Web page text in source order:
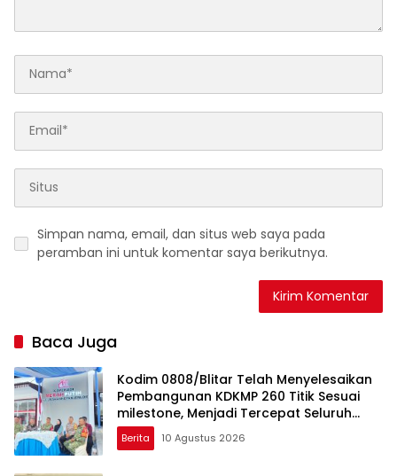
Simpan nama, email, dan situs web saya pada
peramban ini untuk komentar saya berikutnya.
Baca Juga
Kodim 0808/Blitar Telah Menyelesaikan
Pembangunan KDKMP 260 Titik Sesuai
milestone, Menjadi Tercepat Seluruh
Indonesia
Berita 10 Agustus 2026